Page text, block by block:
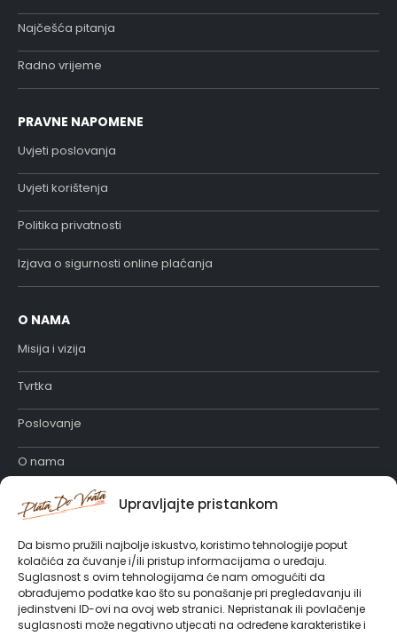
Upravljajte pristankom
Da bismo pružili najbolje iskustvo, koristimo tehnologije poput
kolačića za čuvanje i/ili pristup informacijama o uređaju.
Suglasnost s ovim tehnologijama će nam omogućiti da
obrađujemo podatke kao što su ponašanje pri pregledavanju ili
jedinstveni ID-ovi na ovoj web stranici. Nepristanak ili povlačenje
suglasnosti može negativno utjecati na određene karakteristike i
Najčešća pitanja
Radno vrijeme
PRAVNE NAPOMENE
Uvjeti poslovanja
Uvjeti korištenja
Politika privatnosti
Izjava o sigurnosti online plaćanja
O NAMA
Misija i vizija
Tvrtka
Poslovanje
O nama
Katalog proizvoda